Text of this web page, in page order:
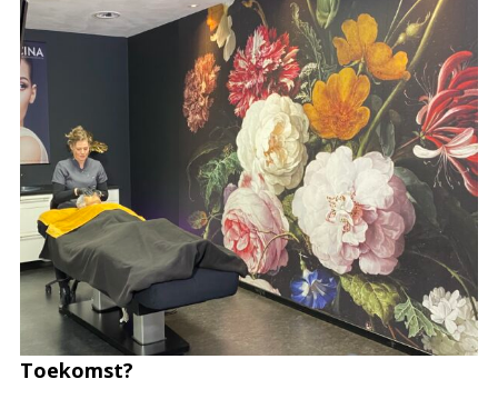
Toekomst?